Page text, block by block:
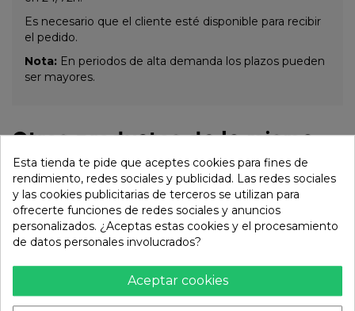
Es necesario que el cliente esté disponible para recibir
el pedido.
Nota: En periodos de alta demanda los plazos pueden
ser mayores.
Otros productos de la misma
categoría:
Esta tienda te pide que aceptes cookies para fines de
rendimiento, redes sociales y publicidad. Las redes sociales
y las cookies publicitarias de terceros se utilizan para
ofrecerte funciones de redes sociales y anuncios
personalizados. ¿Aceptas estas cookies y el procesamiento
de datos personales involucrados?
Aceptar cookies